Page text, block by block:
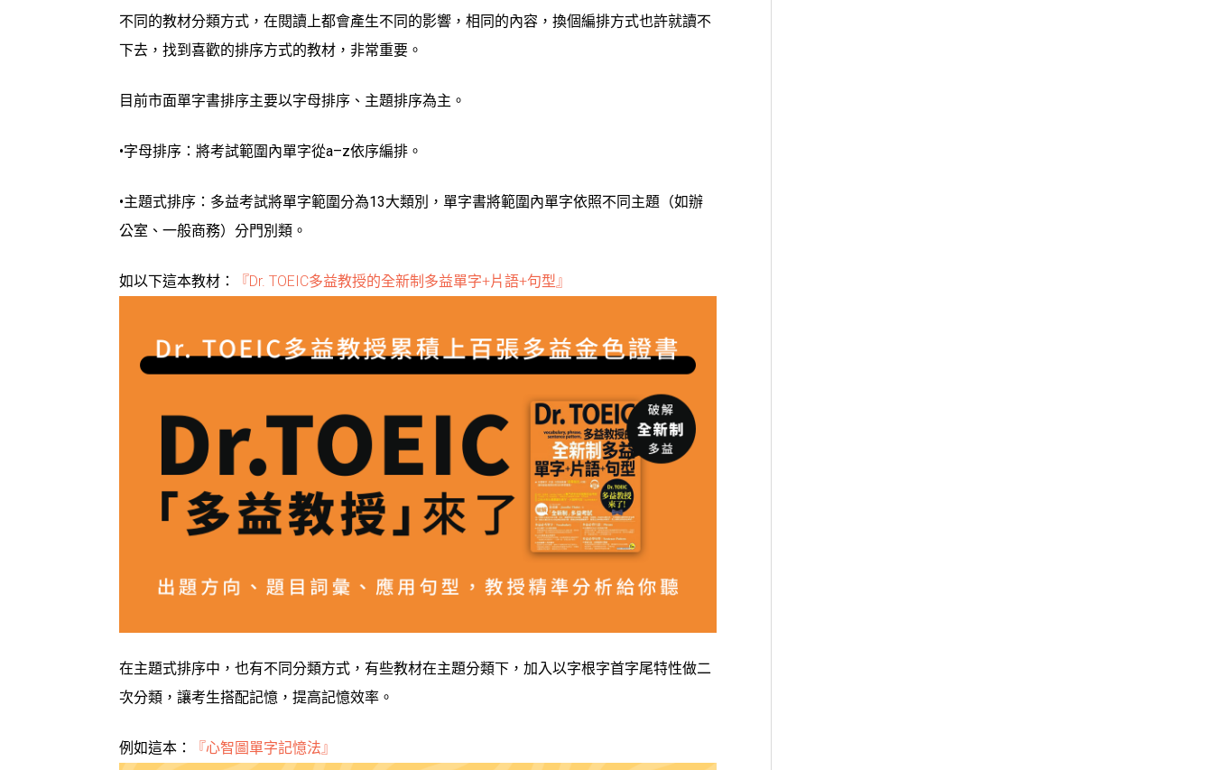
不同的教材分類方式，在閱讀上都會產生不同的影響，相同的內容，換個編排方式也許就讀不
下去，找到喜歡的排序方式的教材，非常重要。
目前市面單字書排序主要以字母排序、主題排序為主。
•字母排序：將考試範圍內單字從a–z依序編排。
•主題式排序：多益考試將單字範圍分為13大類別， 單字書將範圍內單字依照不同主題（如辦
公室、一般商務）分門別類。
如以下這本教材： 『Dr. TOEIC多益教授的全新制多益單字+片語+句型』
在主題式排序中，也有不同分類方式，有些教材在主題分類下，加入以字根字首字尾特性做二
次分類，讓考生搭配記憶，提高記憶效率。
例如這本： 『心智圖單字記憶法』